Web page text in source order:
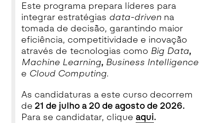
Este programa prepara líderes para
integrar estratégias data-drivenna
tomada de decisão, garantindo maior
eficiência, competitividade e inovação
através de tecnologias como Big Data,
Machine Learning, Business Intelligence
e Cloud Computing.
As candidaturas a este curso decorrem
de 21 de julho a 20 de agosto de 2026.
Para se candidatar, clique aqui.